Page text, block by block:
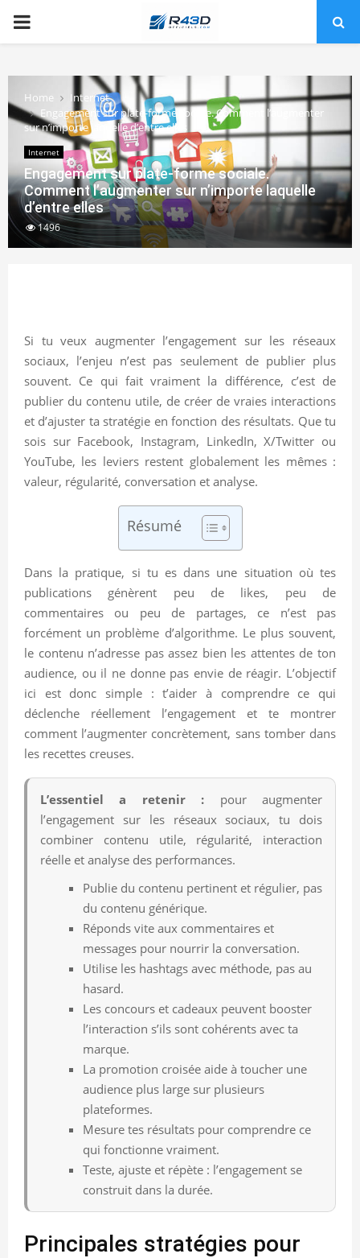
PRIMARY
Home
Internet
Engagement sur plate-forme sociale. Comment l’augmenter
sur n’importe laquelle d’entre elles
Internet
Engagement sur plate-forme sociale.
Comment l’augmenter sur n’importe laquelle
d’entre elles
1496
Si tu veux augmenter l’engagement sur les réseaux
sociaux, l’enjeu n’est pas seulement de publier plus
souvent. Ce qui fait vraiment la différence, c’est de
publier du contenu utile, de créer de vraies interactions
et d’ajuster ta stratégie en fonction des résultats. Que tu
sois sur Facebook, Instagram, LinkedIn, X/Twitter ou
YouTube, les leviers restent globalement les mêmes :
valeur, régularité, conversation et analyse.
Résumé
Dans la pratique, si tu es dans une situation où tes
publications génèrent peu de likes, peu de
commentaires ou peu de partages, ce n’est pas
forcément un problème d’algorithme. Le plus souvent,
le contenu n’adresse pas assez bien les attentes de ton
audience, ou il ne donne pas envie de réagir. L’objectif
ici est donc simple : t’aider à comprendre ce qui
déclenche réellement l’engagement et te montrer
comment l’augmenter concrètement, sans tomber dans
les recettes creuses.
L’essentiel a retenir : pour augmenter
l’engagement sur les réseaux sociaux, tu dois
combiner contenu utile, régularité, interaction
réelle et analyse des performances.
Publie du contenu pertinent et régulier, pas
du contenu générique.
Réponds vite aux commentaires et
messages pour nourrir la conversation.
Utilise les hashtags avec méthode, pas au
hasard.
Les concours et cadeaux peuvent booster
l’interaction s’ils sont cohérents avec ta
marque.
La promotion croisée aide à toucher une
audience plus large sur plusieurs
plateformes.
Mesure tes résultats pour comprendre ce
qui fonctionne vraiment.
Teste, ajuste et répète : l’engagement se
construit dans la durée.
Principales stratégies pour